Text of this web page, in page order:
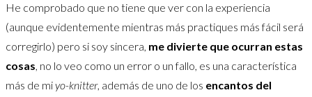
He comprobado que no tiene que ver con la experiencia
(aunque evidentemente mientras más practiques más fácil será
corregirlo) pero si soy sincera, me divierte que ocurran estas
cosas, no lo veo como un error o un fallo, es una característica
más de miyo-knitter, además de uno de los encantos del